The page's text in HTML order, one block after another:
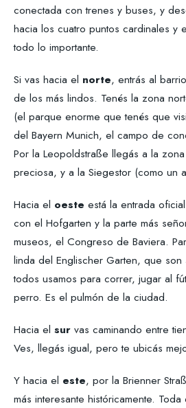
conectada con trenes y buses, y
hacia los cuatro puntos cardinales y
todo lo importante.
Si vas hacia el norte, entrás al
de los más lindos. Tenés la zona
(el parque enorme que tenés que
del Bayern Munich, el campo de
Por la Leopoldstraße llegás a la
preciosa, y a la Siegestor (como un
Hacia el oeste está la entrada
con el Hofgarten y la parte más
museos, el Congreso de Baviera.
linda del Englischer Garten, que
todos usamos para correr, jugar al
perro. Es el pulmón de la ciudad.
Hacia el sur vas caminando entre
Ves, llegás igual, pero te ubicás
Y hacia el este, por la Brienner
más interesante históricamente.